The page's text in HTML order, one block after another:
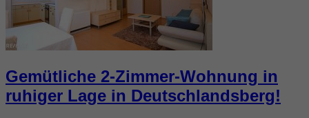
Gemütliche 2-Zimmer-Wohnung in
ruhiger Lage in Deutschlandsberg!